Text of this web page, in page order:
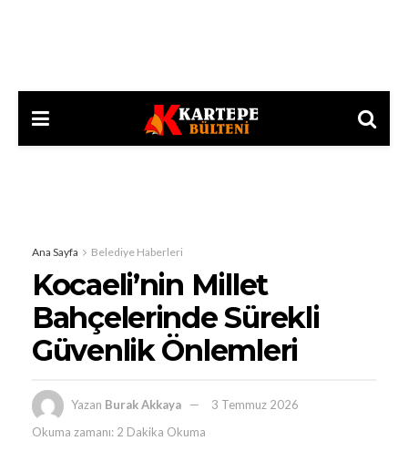
Ana Sayfa Belediye Haberleri
Kocaeli’nin Millet
Bahçelerinde Sürekli
Güvenlik Önlemleri
Yazan Burak Akkaya
3 Temmuz 2026
Okuma zamanı: 2 Dakika Okuma